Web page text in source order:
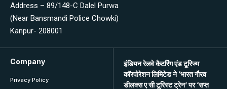
Address – 89/148-C Dalel Purwa
(Near Bansmandi Police Chowki)
Kanpur- 208001
Company
Privacy Policy
इंडियन रेलवे कैटरिंग एंड टूरिज्म
कॉरपोरेशन लिमिटेड ने ‘भारत गौरव
डीलक्स ए सी टूरिस्ट ट्रेन’ पर ‘सप्त